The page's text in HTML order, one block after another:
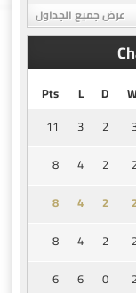
عرض جميع الجداول
D
L
Pts
2
3
11
2
4
8
2
4
8
2
4
8
0
6
6